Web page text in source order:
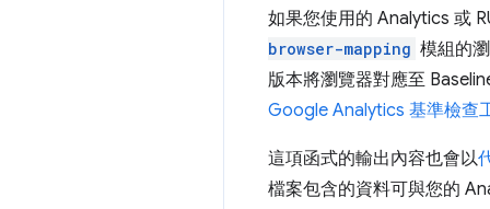
如果您使用的 Analytics 或
browser-mapping 模組的
版本將瀏覽器對應至
Google Analytics 基準檢查
這項函式的輸出內容也會以
檔案包含的資料可與您的